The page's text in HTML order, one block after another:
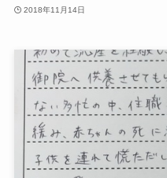
2018年11月14日